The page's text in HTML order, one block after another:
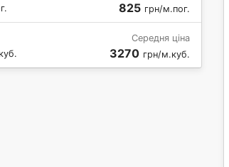
825 грн/м.пог.
Середня ціна
3270 грн/м.куб.